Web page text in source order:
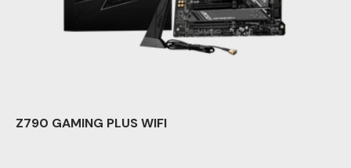
Z790 GAMING PLUS WIFI